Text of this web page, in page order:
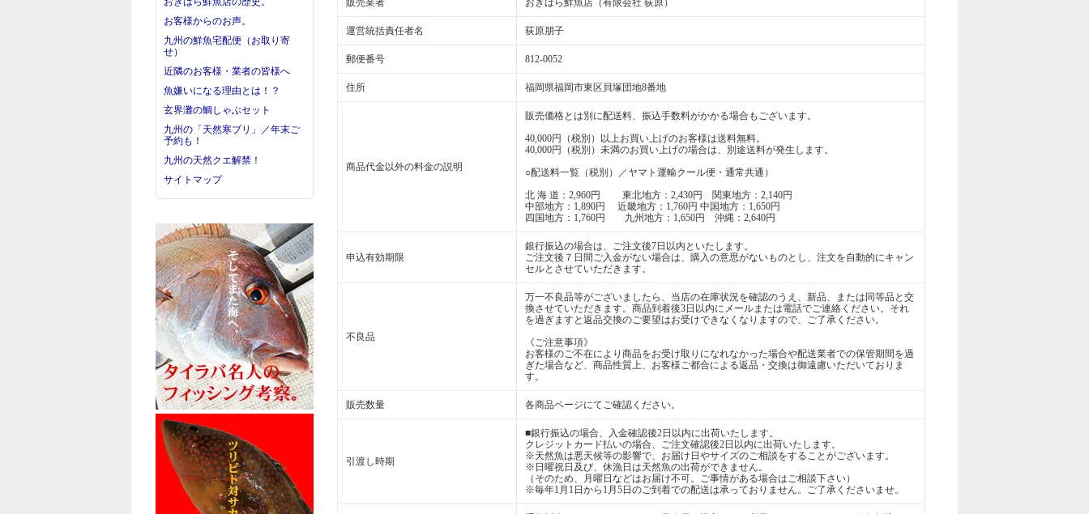
お客様からのお声。
九州の鮮魚宅配便（お取り寄
せ）
近隣のお客様・業者の皆様へ
魚嫌いになる理由とは！？
玄界灘の鯛しゃぶセット
九州の「天然寒ブリ」／年末ご
予約も！
九州の天然クエ解禁！
サイトマップ
販売業者 おぎはら鮮魚店（有限会社 荻原）
運営統括責任者名 荻原朋子
郵便番号 812-0052
住所 福岡県福岡市東区貝塚団地8番地
商品代金以外の料金の説明
販売価格とは別に配送料、振込手数料がかかる場合もございます。
40,000円（税別）以上お買い上げのお客様は送料無料。
40,000円（税別）未満のお買い上げの場合は、別途送料が発生します。
○配送料一覧（税別）／ヤマト運輸クール便・通常共通）
北 海 道：2,960円 東北地方：2,430円 関東地方：2,140円
中部地方：1,890円 近畿地方：1,760円 中国地方：1,650円
四国地方：1,760円 九州地方：1,650円 沖縄：2,640円
申込有効期限
銀行振込の場合は、ご注文後7日以内といたします。
ご注文後７日間ご入金がない場合は、購入の意思がないものとし、注文を自動的にキャン
セルとさせていただきます。
不良品
万一不良品等がございましたら、当店の在庫状況を確認のうえ、新品、または同等品と交
換させていただきます。商品到着後3日以内にメールまたは電話でご連絡ください。それ
を過ぎますと返品交換のご要望はお受けできなくなりますので、ご了承ください。
《ご注意事項》
お客様のご不在により商品をお受け取りになれなかった場合や配送業者での保管期間を過
ぎた場合など、商品性質上、お客様ご都合による返品・交換は御遠慮いただいておりま
す。
販売数量 各商品ページにてご確認ください。
引渡し時期
■銀行振込の場合、入金確認後2日以内に出荷いたします。
クレジットカード払いの場合、ご注文確認後2日以内に出荷いたします。
※天然魚は悪天候等の影響で、お届け日やサイズのご相談をすることがございます。
※日曜祝日及び、休漁日は天然魚の出荷ができません。
（そのため、月曜日などはお届け不可。ご事情がある場合はご相談下さい）
※毎年1月1日から1月5日のご到着での配送は承っておりません。ご了承くださいませ。